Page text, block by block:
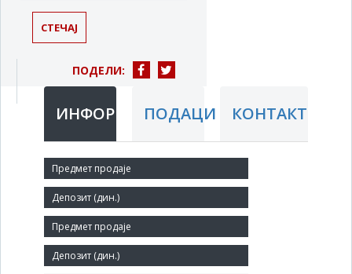
СТЕЧАЈ
ПОДЕЛИ:
ИНФОРМАЦИЈЕПОДАЦИ КОНТАКТ
Краћи назив:
AD TEHNO-DUNAV KLADOVO
Правни статус:
АД